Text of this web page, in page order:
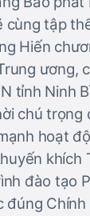
cùng tập
Hiến
ương,
tỉnh Ninh
chú trọng
hoạt
khích
đào tạo
đúng